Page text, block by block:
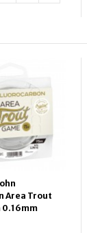
Area Trout
0.16mm